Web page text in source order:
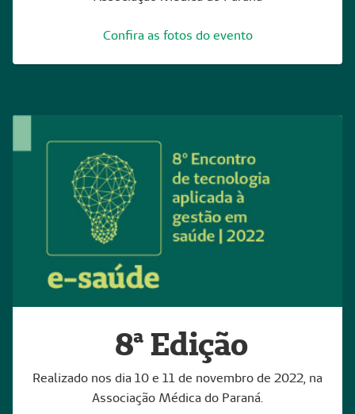
Confira as fotos do evento
8ª Edição
Realizado nos dia 10 e 11 de novembro de 2022, na
Associação Médica do Paraná.